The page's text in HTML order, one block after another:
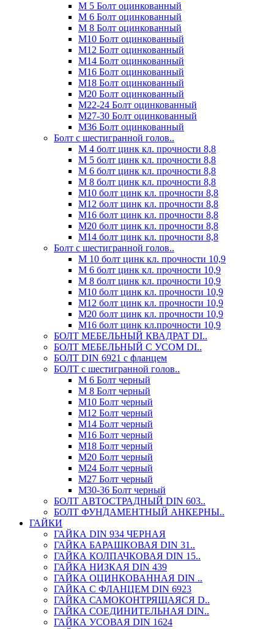
М 5 Болт оцинкованный
М 6 Болт оцинкованный
М 8 Болт оцинкованный
М10 Болт оцинкованный
М12 Болт оцинкованный
М14 Болт оцинкованный
М16 Болт оцинкованный
М18 Болт оцинкованный
М20 Болт оцинкованный
М22-24 Болт оцинкованный
М27-30 Болт оцинкованный
М36 Болт оцинкованный
Болт с шестигранной голов..
М 4 болт цинк кл. прочности 8,8
М 5 болт цинк кл. прочности 8,8
М 6 болт цинк кл. прочности 8,8
М 8 болт цинк кл. прочности 8,8
М10 болт цинк кл. прочности 8,8
М12 болт цинк кл. прочности 8,8
М16 болт цинк кл. прочности 8,8
М20 болт цинк кл. прочности 8,8
М14 болт цинк кл. прочности 8,8
Болт с шестигранной голов..
М 10 болт цинк кл. прочности 10,9
М 6 болт цинк кл. прочности 10,9
М 8 болт цинк кл. прочности 10,9
М10 болт цинк кл. прочности 10,9
М12 болт цинк кл. прочности 10,9
М20 болт цинк кл. прочности 10,9
М16 болт цинк кл.прочности 10,9
БОЛТ МЕБЕЛЬНЫЙ КВАДРАТ DI..
БОЛТ МЕБЕЛЬНЫЙ С УСОМ DI..
БОЛТ DIN 6921 c фланцем
БОЛТ с шестигранной голов..
М 6 Болт черный
М 8 Болт черный
М10 Болт черный
М12 Болт черный
М14 Болт черный
М16 Болт черный
М18 Болт черный
М20 Болт черный
М24 Болт черный
М27 Болт черный
М30-36 Болт черный
БОЛТ АВТОСТРАДНЫЙ DIN 603..
БОЛТ ФУНДАМЕНТНЫЙ АНКЕРНЫ..
ГАЙКИ
ГАЙКА DIN 934 ЧЕРНАЯ
ГАЙКА БАРАШКОВАЯ DIN 31..
ГАЙКА КОЛПАЧКОВАЯ DIN 15..
ГАЙКА НИЗКАЯ DIN 439
ГАЙКА ОЦИНКОВАННАЯ DIN ..
ГАЙКА С ФЛАНЦЕМ DIN 6923
ГАЙКА САМОКОНТРЯЩАЯСЯ D..
ГАЙКА СОЕДИНИТЕЛЬНАЯ DIN..
ГАЙКА УСОВАЯ DIN 1624